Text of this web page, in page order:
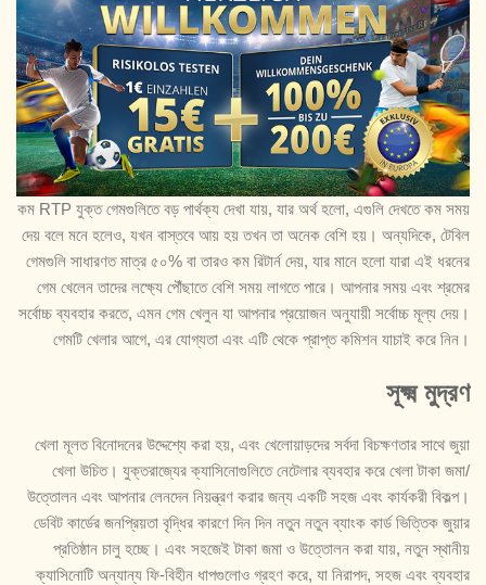
কম RTP যুক্ত গেমগুলিতে বড় পার্থক্য দেখা যায়, যার অর্থ হলো, এগুলি দেখতে কম সময়
দেয় বলে মনে হলেও, যখন বাস্তবে আয় হয় তখন তা অনেক বেশি হয়। অন্যদিকে, টেবিল
গেমগুলি সাধারণত মাত্র ৫০% বা তারও কম রিটার্ন দেয়, যার মানে হলো যারা এই ধরনের
গেম খেলেন তাদের লক্ষ্যে পৌঁছাতে বেশি সময় লাগতে পারে। আপনার সময় এবং শ্রমের
সর্বোচ্চ ব্যবহার করতে, এমন গেম খেলুন যা আপনার প্রয়োজন অনুযায়ী সর্বোচ্চ মূল্য দেয়।
গেমটি খেলার আগে, এর যোগ্যতা এবং এটি থেকে প্রাপ্ত কমিশন যাচাই করে নিন।
সূক্ষ্ম মুদ্রণ
খেলা মূলত বিনোদনের উদ্দেশ্যে করা হয়, এবং খেলোয়াড়দের সর্বদা বিচক্ষণতার সাথে জুয়া
খেলা উচিত। যুক্তরাজ্যের ক্যাসিনোগুলিতে নেটেলার ব্যবহার করে খেলা টাকা জমা/
উত্তোলন এবং আপনার লেনদেন নিয়ন্ত্রণ করার জন্য একটি সহজ এবং কার্যকরী বিকল্প।
ডেবিট কার্ডের জনপ্রিয়তা বৃদ্ধির কারণে দিন দিন নতুন নতুন ব্যাংক কার্ড ভিত্তিক জুয়ার
প্রতিষ্ঠান চালু হচ্ছে। এবং সহজেই টাকা জমা ও উত্তোলন করা যায়, নতুন স্থানীয়
ক্যাসিনোটি অন্যান্য ফি-বিহীন ধাপগুলোও গ্রহণ করে, যা নিরাপদ, সহজ এবং ব্যবহার